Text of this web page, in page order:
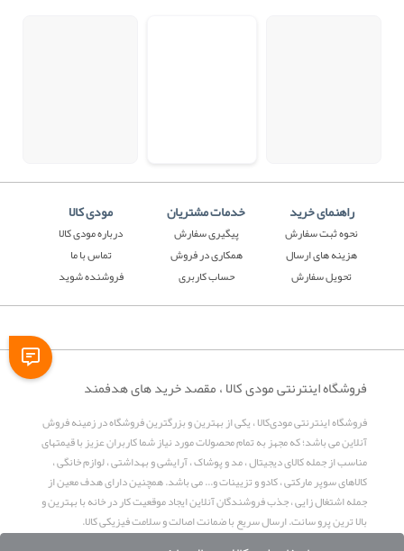
راهنمای خرید
نحوه ثبت سفارش
هزینه های ارسال
تحویل سفارش
خدمات مشتریان
پیگیری سفارش
همکاری در فروش
حساب کاربری
مودی کالا
درباره مودی کالا
تماس با ما
فروشنده شوید
فروشگاه اینترنتی مودی کالا ، مقصد خرید های هدفمند
فروشگاه اینترنتی مودی‌کالا ، یکی از بهترین و بزرگترین فروشگاه در زمینه فروش
آنلاین می باشد؛ که مجهز به تمام محصولات مورد نیاز شما کاربران عزیز با قیمتهای
مناسب از جمله کالای دیجیتال ، مد و پوشاک ، آرایشی و بهداشتی ، لوازم خانگی ،
کالاهای سوپر مارکتی ، کادو و تزیینات و... می باشد. همچنین دارای هدف معین از
جمله اشتغال زایی ، جذب فروشندگان آنلاین ایجاد موقعیت کار در خانه با بهترین و
بالا ترین پرو سانت. ارسال سریع با ضمانت اصالت و سلامت فیزیکی کالا.